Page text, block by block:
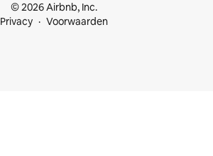
© 2026 Airbnb, Inc.
Privacy
Voorwaarden